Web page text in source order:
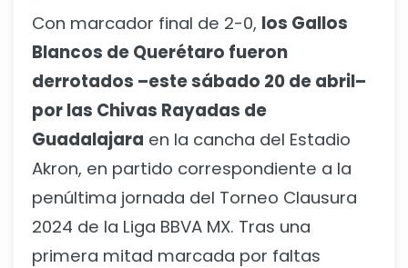
Con marcador final de 2-0, los Gallos
Blancos de Querétaro fueron
derrotados –este sábado 20 de abril–
por las Chivas Rayadas de
Guadalajara en la cancha del Estadio
Akron, en partido correspondiente a la
penúltima jornada del Torneo Clausura
2024 de la Liga BBVA MX. Tras una
primera mitad marcada por faltas